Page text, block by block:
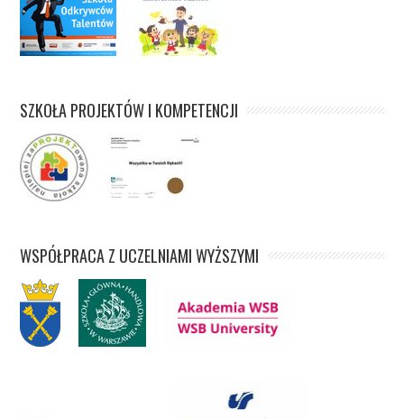
SZKOŁA PROJEKTÓW I KOMPETENCJI
WSPÓŁPRACA Z UCZELNIAMI WYŻSZYMI